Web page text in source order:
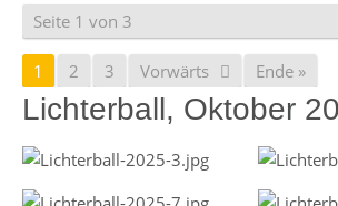
Seite 1 von 3
1 2 3 Vorwärts Ende »
Lichterball, Oktober